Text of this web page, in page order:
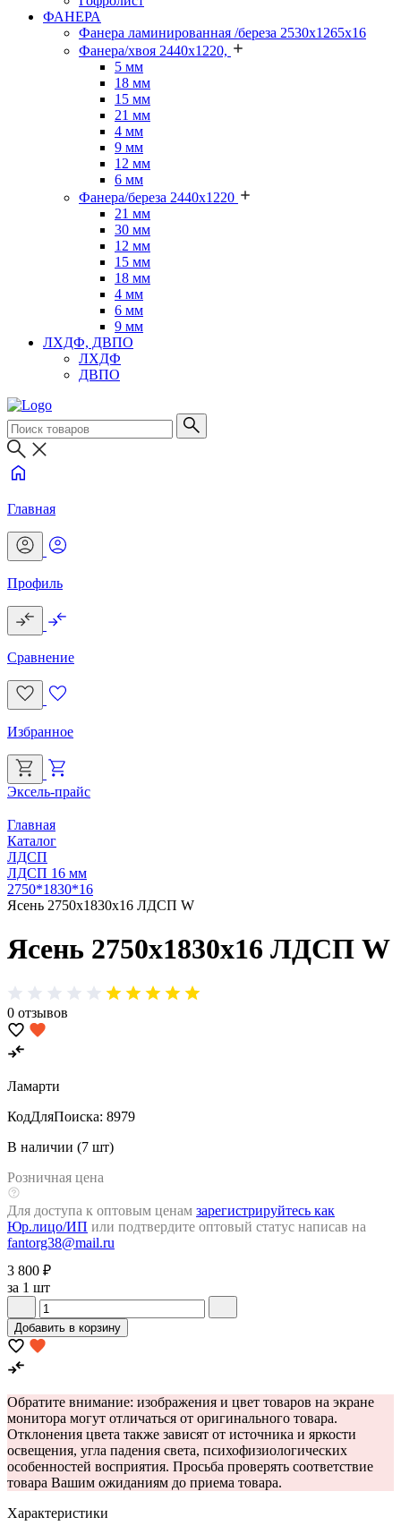
ФАНЕРА
Фанера ламинированная /береза 2530х1265х16
Фанера/хвоя 2440х1220,
5 мм
18 мм
15 мм
21 мм
4 мм
9 мм
12 мм
6 мм
Фанера/береза 2440х1220
21 мм
30 мм
12 мм
15 мм
18 мм
4 мм
6 мм
9 мм
ЛХДФ, ДВПО
ЛХДФ
ДВПО
Главная
Профиль
Сравнение
Избранное
Эксель-прайс
Главная
Каталог
ЛДСП
ЛДСП 16 мм
2750*1830*16
Ясень 2750х1830х16 ЛДСП W
Ясень 2750х1830х16 ЛДСП W
0 отзывов
Ламарти
КодДляПоиска: 8979
В наличии (7 шт)
Розничная цена
Для доступа к оптовым ценам зарегистрируйтесь как
Юр.лицо/ИП или подтвердите оптовый статус написав на
fantorg38@mail.ru
3 800 ₽
за 1 шт
Добавить в корзину
Обратите внимание: изображения и цвет товаров на экране
монитора могут отличаться от оригинального товара.
Отклонения цвета также зависят от источника и яркости
освещения, угла падения света, психофизиологических
особенностей восприятия. Просьба проверять соответствие
товара Вашим ожиданиям до приема товара.
Характеристики